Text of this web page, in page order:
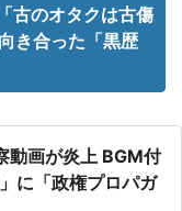
古のオタクは古傷
き合った「黒歴
動画が炎上 BGM付
に「政権プロパガ